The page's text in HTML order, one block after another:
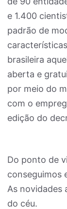
e 1.400
padrão de
brasileira
aberta e
por meio do
com o
edição do
Do ponto de
conseguimos
As novidades
do céu.